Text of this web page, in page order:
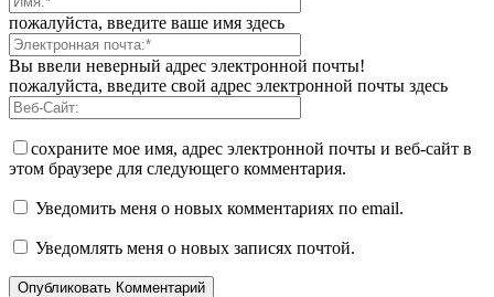
пожалуйста, введите ваше имя здесь
Вы ввели неверный адрес электронной почты!
пожалуйста, введите свой адрес электронной почты здесь
сохраните мое имя, адрес электронной почты и веб-сайт в
этом браузере для следующего комментария.
Уведомить меня о новых комментариях по email.
Уведомлять меня о новых записях почтой.